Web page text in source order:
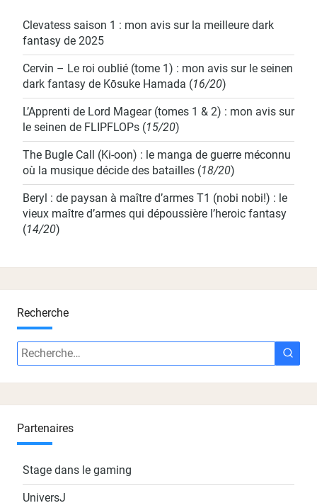
Clevatess saison 1 : mon avis sur la meilleure dark
fantasy de 2025
Cervin – Le roi oublié (tome 1) : mon avis sur le seinen
dark fantasy de Kōsuke Hamada (16/20)
L’Apprenti de Lord Magear (tomes 1 & 2) : mon avis sur
le seinen de FLIPFLOPs (15/20)
The Bugle Call (Ki-oon) : le manga de guerre méconnu
où la musique décide des batailles (18/20)
Beryl : de paysan à maître d’armes T1 (nobi nobi!) : le
vieux maître d’armes qui dépoussière l’heroic fantasy
(14/20)
Recherche
Recherche
:
Partenaires
Stage dans le gaming
UniversJ